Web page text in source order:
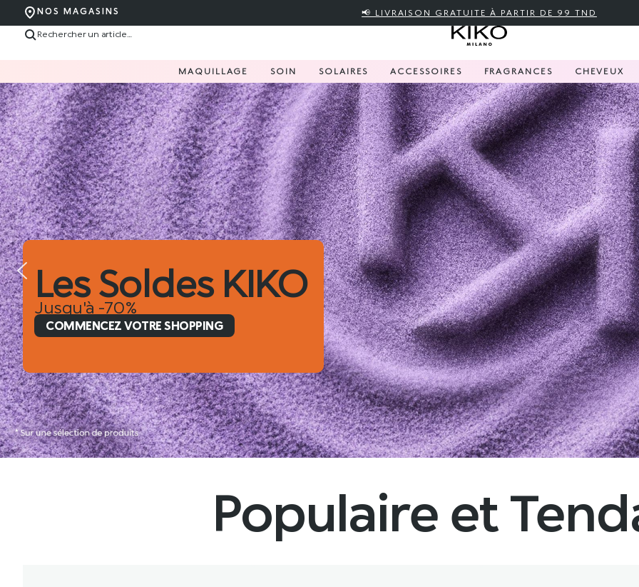
NOS MAGASINS 📢 LIVRAISON GRATUITE À PARTIR DE 99 TND
MAQUILLAGE SOIN SOLAIRES ACCESSOIRES FRAGRANCES CHEVEUX
KIKO
SHOPPING
Populaire et